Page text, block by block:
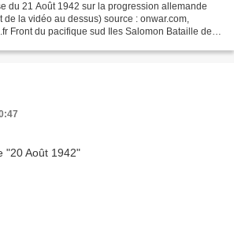
du 21 Août 1942 sur la progression allemande
de la vidéo au dessus) source : onwar.com,
Front du pacifique sud Iles Salomon Bataille de